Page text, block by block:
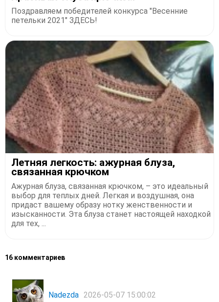
Поздравляем победителей конкурса "Весенние
петельки 2021" ЗДЕСЬ!
Летняя легкость: ажурная блуза,
связанная крючком
Ажурная блуза, связанная крючком, – это идеальный
выбор для теплых дней. Легкая и воздушная, она
придаст вашему образу нотку женственности и
изысканности. Эта блуза станет настоящей находкой
для тех, ...
16 комментариев
Nadezda 2026-05-07 15:00:02